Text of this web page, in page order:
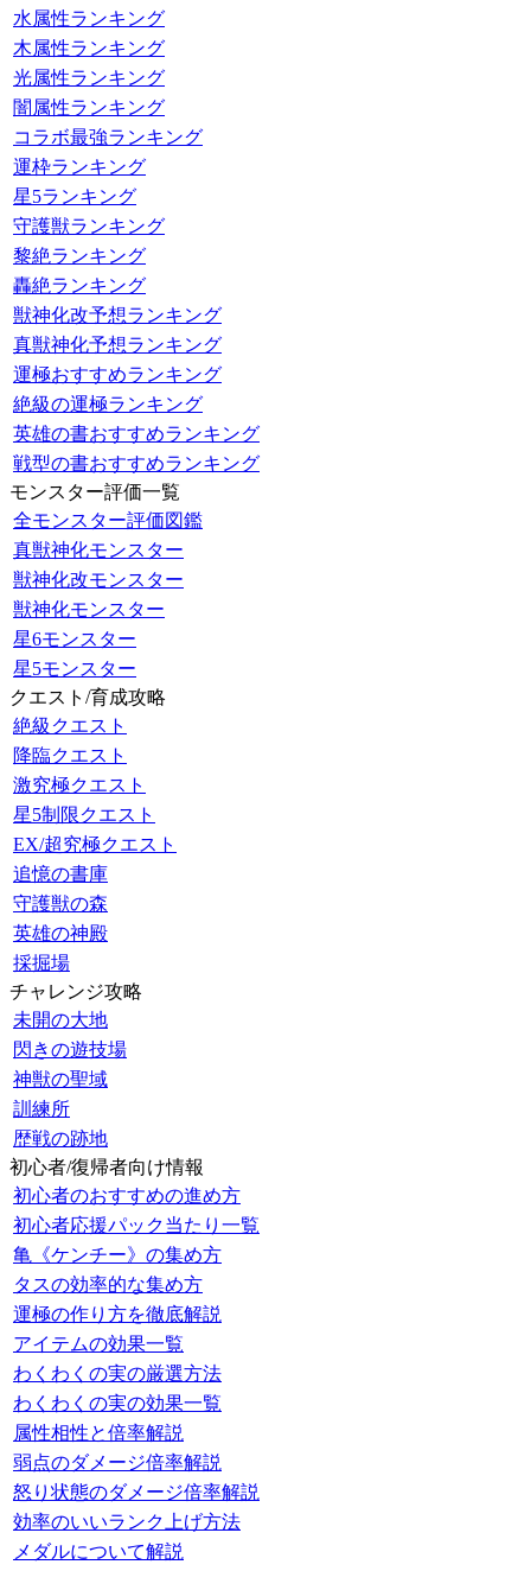
水属性ランキング
木属性ランキング
光属性ランキング
闇属性ランキング
コラボ最強ランキング
運枠ランキング
星5ランキング
守護獣ランキング
黎絶ランキング
轟絶ランキング
獣神化改予想ランキング
真獣神化予想ランキング
運極おすすめランキング
絶級の運極ランキング
英雄の書おすすめランキング
戦型の書おすすめランキング
モンスター評価一覧
全モンスター評価図鑑
真獣神化モンスター
獣神化改モンスター
獣神化モンスター
星6モンスター
星5モンスター
クエスト/育成攻略
絶級クエスト
降臨クエスト
激究極クエスト
星5制限クエスト
EX/超究極クエスト
追憶の書庫
守護獣の森
英雄の神殿
採掘場
チャレンジ攻略
未開の大地
閃きの遊技場
神獣の聖域
訓練所
歴戦の跡地
初心者/復帰者向け情報
初心者のおすすめの進め方
初心者応援パック当たり一覧
亀《ケンチー》の集め方
タスの効率的な集め方
運極の作り方を徹底解説
アイテムの効果一覧
わくわくの実の厳選方法
わくわくの実の効果一覧
属性相性と倍率解説
弱点のダメージ倍率解説
怒り状態のダメージ倍率解説
効率のいいランク上げ方法
メダルについて解説